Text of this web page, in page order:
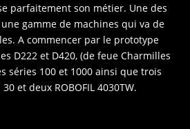
parfaitement son métier. Une des
gamme de machines qui va de
A commencer par le prototype
D222 et D420, (de feue Charmilles
séries 100 et 1000 ainsi que trois
et deux ROBOFIL 4030TW.